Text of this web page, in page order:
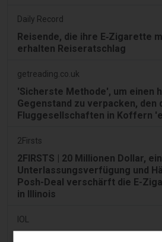
Daily Record
Reisende, die ihre E‑Zigarette
erhalten Reiseratschlag
getreading.co.uk
'Sicherste Methode', um einen
Gegenstand zu verpacken, den
Fluggesellschaften in Koffern
2Firsts
2FIRSTS | 20 Millionen Dollar,
Unterlassungsverfügung und
Posh-Deal verschärft die E-
in Illinois
IOL